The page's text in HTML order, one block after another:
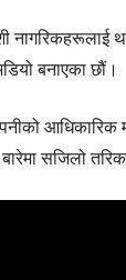
बनाएका छौं।
आधिकारिक
सजिलो